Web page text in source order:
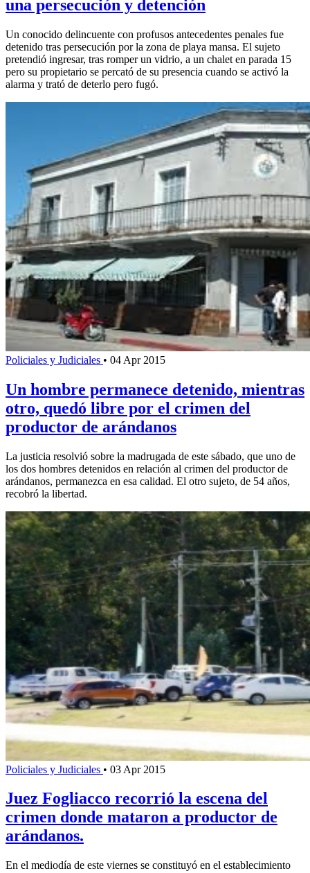
una persecución y detención
Un conocido delincuente con profusos antecedentes penales fue
detenido tras persecución por la zona de playa mansa. El sujeto
pretendió ingresar, tras romper un vidrio, a un chalet en parada 15
pero su propietario se percató de su presencia cuando se activó la
alarma y trató de deterlo pero fugó.
Policiales y Judiciales • 04 Apr 2015
Un hombre permanece detenido, mientras
otro, quedó libre por el crimen del
productor de arándanos
La justicia resolvió sobre la madrugada de este sábado, que uno de
los dos hombres detenidos en relación al crimen del productor de
arándanos, permanezca en esa calidad. El otro sujeto, de 54 años,
recobró la libertad.
Policiales y Judiciales • 03 Apr 2015
Juez Fogliacco recorrió la escena del
crimen donde mataron a productor de
arándanos.
En el mediodía de este viernes se constituyó en el establecimiento